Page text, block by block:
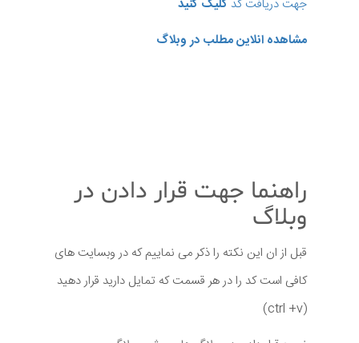
جهت دریافت کدکلیک کنید
مشاهده انلاین مطلب در وبلاگ
راهنما جهت قرار دادن در
وبلاگ
قبل از ان این نکته را ذکر می نماییم که در وبسایت های
کافی است کد را در هر قسمت که تمایل دارید قرار دهید
(ctrl +v)